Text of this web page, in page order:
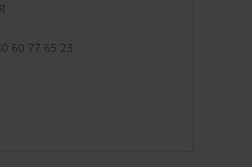
60 77 65 23